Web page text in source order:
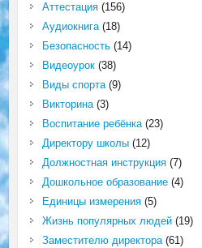
Аттестация(156)
Аудиокнига(18)
Безопасность(14)
Видеоурок(38)
Виды спорта(9)
Викторина(3)
Воспитание ребёнка(23)
Директору школы(12)
Должностная инструкция(7)
Дошкольное образование(4)
Единицы измерения(5)
Жизнь популярных людей(19)
Заместителю директора(61)